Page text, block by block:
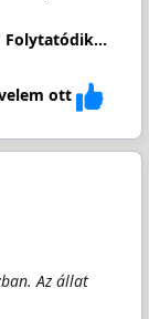
Folytatódik...
ott
Az állat